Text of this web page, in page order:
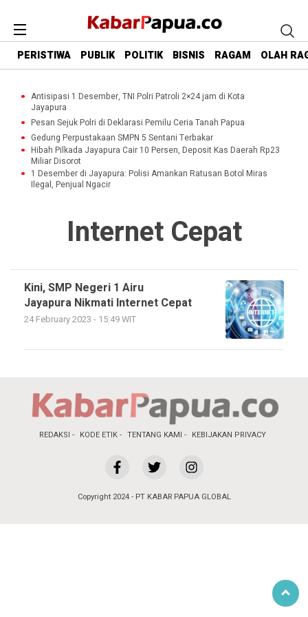
PERISTIWA PUBLIK POLITIK BISNIS RAGAM OLAH
Antisipasi 1 Desember, TNI Polri Patroli 2×24 jam di Kota
Jayapura
Pesan Sejuk Polri di Deklarasi Pemilu Ceria Tanah Papua
Gedung Perpustakaan SMPN 5 Sentani Terbakar
Hibah Pilkada Jayapura Cair 10 Persen, Deposit Kas Daerah Rp23
Miliar Disorot
1 Desember di Jayapura: Polisi Amankan Ratusan Botol Miras
Ilegal, Penjual Ngacir
Internet Cepat
Kini, SMP Negeri 1 Airu
Jayapura Nikmati Internet Cepat
24 February 2023 - 15:49 WIT
REDAKSI KODE ETIK TENTANG KAMI KEBIJAKAN PRIVACY
Copyright 2024 - PT KABAR PAPUA GLOBAL